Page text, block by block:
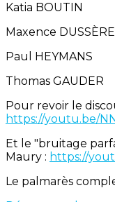
Katia BOUTIN
Maxence DUSSÈRE
Paul HEYMANS
Thomas GAUDER
Pour revoir le
https://youtu.be/
Et le "bruitage
Maury : https://
Le palmarès